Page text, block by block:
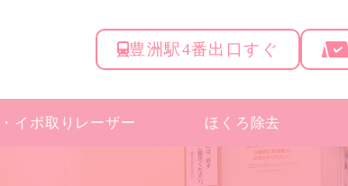
豊洲駅4番出口すぐ
イボ取りレーザー ほくろ除去